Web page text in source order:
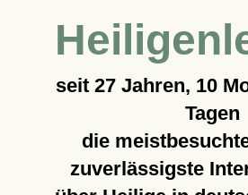
seit 27 Jahren, 10
Tagen
die
zuverlässigste